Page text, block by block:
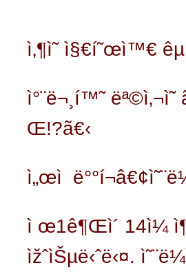
ì‚¶ì˜ ì§€í˜œì™€
ì°¨ë¬¸í™˜ ëª©ì‚¬ì˜
Œ!?ã€‹
ì„œì 
ì œ1ê¶Œì´ 14ì¼
ìžˆìŠµë‹ˆë‹¤.